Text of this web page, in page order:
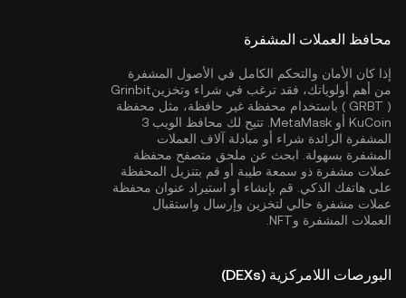
محافظ العملات المشفرة
إذا كان الأمان والتحكم الكامل في الأصول المشفرة
من أهم أولوياتك، فقد ترغب في شراء وتخزينGrinbit
( GRBT ) باستخدام محفظة غير حافظة، مثل
محفظة
KuCoin
أو MetaMask. تتيح لك محافظ الويب 3
المشفرة الرائدة شراء أو مبادلة آلاف العملات
المشفرة بسهولة. ابحث عن ملحق متصفح محفظة
عملات مشفرة ذو سمعة طيبة أو قم بتنزيل المحفظة
على هاتفك الذكي. قم بإنشاء أو استيراد عنوان محفظة
عملات مشفرة حالي لتخزين وإرسال واستقبال
العملات المشفرة وNFT.
البورصات اللامركزية (DEXs)